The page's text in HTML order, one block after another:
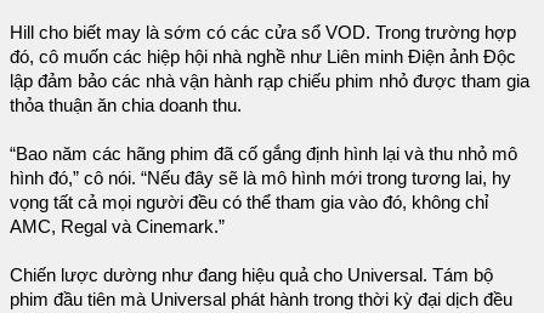
Hill cho biết may là sớm có các cửa sổ VOD. Trong trường hợp
đó, cô muốn các hiệp hội nhà nghề như Liên minh Điện ảnh Độc
lập đảm bảo các nhà vận hành rạp chiếu phim nhỏ được tham gia
thỏa thuận ăn chia doanh thu.
“Bao năm các hãng phim đã cố gắng định hình lại và thu nhỏ mô
hình đó,” cô nói. “Nếu đây sẽ là mô hình mới trong tương lai, hy
vọng tất cả mọi người đều có thể tham gia vào đó, không chỉ
AMC, Regal và Cinemark.”
Chiến lược dường như đang hiệu quả cho Universal. Tám bộ
phim đầu tiên mà Universal phát hành trong thời kỳ đại dịch đều